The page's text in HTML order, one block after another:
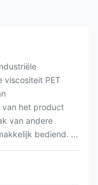
viscositeit PET
van het product
van andere
bediend. ...